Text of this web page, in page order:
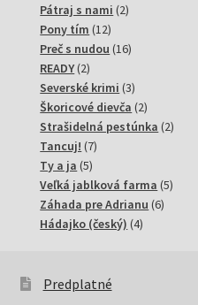
Pátraj s nami 22
Pony tím 1212
produktov
Preč s nudou 1616
READY 22
produkty
Severské krimi 33
produkty
Škoricové dievča 22
produkty
Strašidelná pestúnka 22
Tancuj! 77
Ty a ja 55
produktov
Veľká jablková farma 55
Záhada pre Adrianu 66
Hádajko (český) 44
Predplatné